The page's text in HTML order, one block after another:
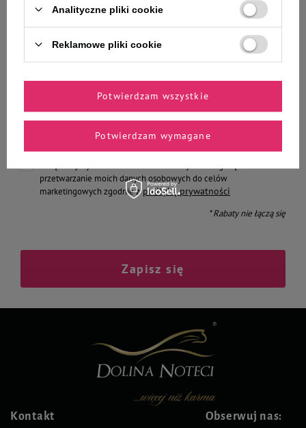
Zyskaj 10% rabatu* na
pierwsze zamówienie
Jak masz na imię?
Podaj swój adres e-mail
przetwarzanie moich danych osobowych do celów
marketingowych zgodnie z polityką prywatności
* Rabaty nie łączą się
Zapisz się
Kontakt Obserwuj nas:
Analityczne pliki cookie
Reklamowe pliki cookie
Potwierdzam wymagane
Potwierdzam wszystkie